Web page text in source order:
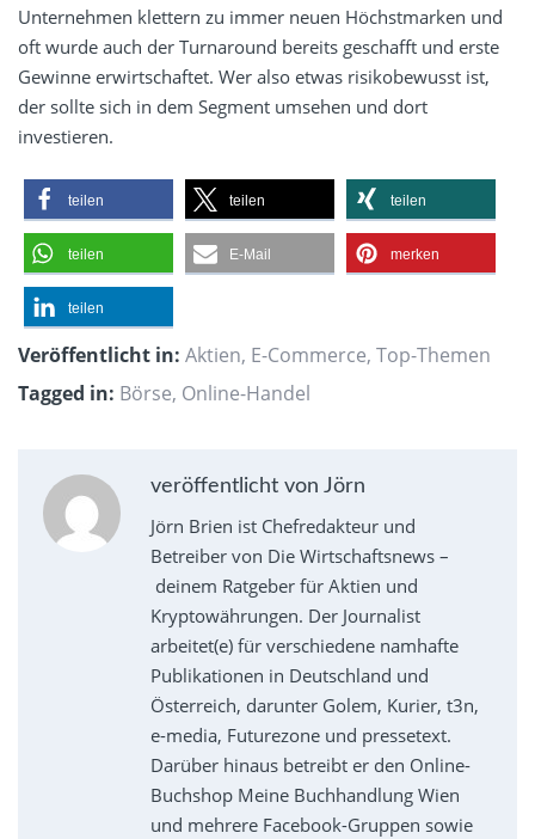
Unternehmen klettern zu immer neuen Höchstmarken und
oft wurde auch der Turnaround bereits geschafft und erste
Gewinne erwirtschaftet. Wer also etwas risikobewusst ist,
der sollte sich in dem Segment umsehen und dort
investieren.
teilen teilen teilen
teilen E-Mail merken
teilen
Veröffentlicht in: Aktien, E-Commerce, Top-Themen
Tagged in: Börse, Online-Handel
veröffentlicht von Jörn
Jörn Brien ist Chefredakteur und
Betreiber von Die Wirtschaftsnews –
deinem Ratgeber für Aktien und
Kryptowährungen. Der Journalist
arbeitet(e) für verschiedene namhafte
Publikationen in Deutschland und
Österreich, darunter Golem, Kurier, t3n,
e-media, Futurezone und pressetext.
Darüber hinaus betreibt er den Online-
Buchshop Meine Buchhandlung Wien
und mehrere Facebook-Gruppen sowie